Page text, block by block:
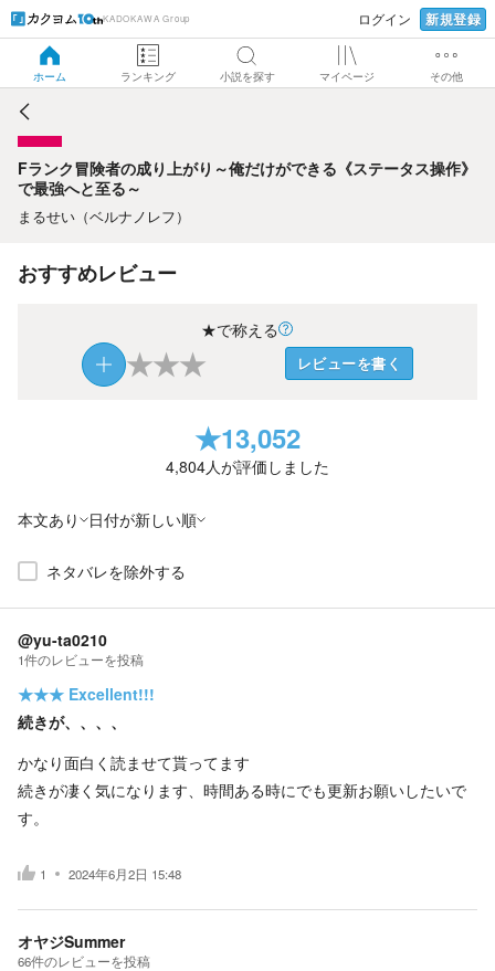
KADOKAWA Group ログイン 新規登録
ホーム ランキング 小説を探す マイページ その他
Fランク冒険者の成り上がり～俺だけができる《ステータス操
作》で最強へと至る～
Fランク冒険者の成り上がり～俺だけができる《ステータス操作》
で最強へと至る～
まるせい（ベルナノレフ）
おすすめレビュー
★で称える
★★★ レビューを書く
★13,052
4,804人が評価しました
本文あり 日付が新しい順
ネタバレを除外する
@yu-ta0210
1件のレビューを投稿
★★★ Excellent!!!
続きが、、、、
かなり面白く読ませて貰ってます
続きが凄く気になります、時間ある時にでも更新お願いしたいで
す。
1 2024年6月2日 15:48
オヤジSummer
66件のレビューを投稿